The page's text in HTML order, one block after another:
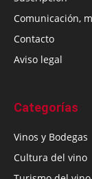
Comunicación,
Contacto
Aviso legal
Categorías
Vinos y Bodegas
Cultura del vino